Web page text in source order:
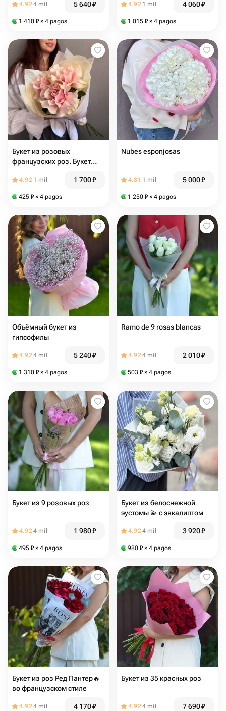
4.924 mil 5 640₽
1 410 ₽ × 4 pagos
4.92 1 mil 4 060₽
1 015 ₽ × 4 pagos
Букет из розовых
французских роз. Букет
розы Пинк Мондиаль
4.92 1 mil 1 700₽
425 ₽ × 4 pagos
Nubes esponjosas
4.81 1 mil 5 000₽
1 250 ₽ × 4 pagos
Объёмный букет из
гипсофилы
4.924 mil 5 240₽
1 310 ₽ × 4 pagos
Ramo de 9 rosas blancas
4.924 mil 2 010₽
503 ₽ × 4 pagos
Букет из 9 розовых роз
4.924 mil 1 980₽
495 ₽ × 4 pagos
Букет из белоснежной
эустомы 💫 с эвкалиптом
4.924 mil 3 920₽
980 ₽ × 4 pagos
Букет из роз Ред Пантер️‍🔥
во французском стиле
4.924 mil 4 170₽
Букет из 35 красных роз
4.924 mil 7 690₽